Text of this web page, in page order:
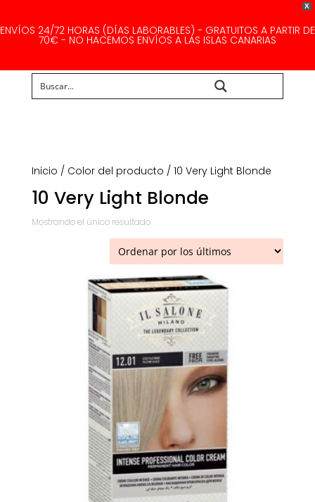
X
ENVÍOS 24/72 HORAS (DÍAS LABORABLES) - GRATUITOS A PARTIR DE
70€ - NO HACEMOS ENVÍOS A LAS ISLAS CANARIAS
Inicio / Color del producto / 10 Very Light Blonde
10 Very Light Blonde
Mostrando el único resultado